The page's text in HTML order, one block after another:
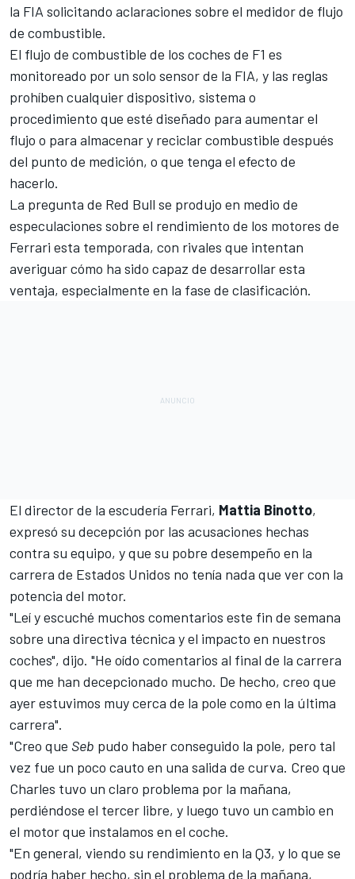
la FIA solicitando aclaraciones sobre el medidor de flujo
de combustible.
El flujo de combustible de los coches de F1 es
monitoreado por un solo sensor de la FIA, y las reglas
prohíben cualquier dispositivo, sistema o
procedimiento que esté diseñado para aumentar el
flujo o para almacenar y reciclar combustible después
del punto de medición, o que tenga el efecto de
hacerlo.
La pregunta de Red Bull se produjo en medio de
especulaciones sobre el rendimiento de los motores de
Ferrari esta temporada, con rivales que intentan
averiguar cómo ha sido capaz de desarrollar esta
ventaja, especialmente en la fase de clasificación.
El director de la escudería Ferrari, Mattia Binotto,
expresó su decepción por las acusaciones hechas
contra su equipo, y que su pobre desempeño en la
carrera de Estados Unidos no tenía nada que ver con la
potencia del motor.
"Leí y escuché muchos comentarios este fin de semana
sobre una directiva técnica y el impacto en nuestros
coches", dijo. "He oído comentarios al final de la carrera
que me han decepcionado mucho. De hecho, creo que
ayer estuvimos muy cerca de la pole como en la última
carrera".
"Creo que Seb pudo haber conseguido la pole, pero tal
vez fue un poco cauto en una salida de curva. Creo que
Charles tuvo un claro problema por la mañana,
perdiéndose el tercer libre, y luego tuvo un cambio en
el motor que instalamos en el coche.
"En general, viendo su rendimiento en la Q3, y lo que se
podría haber hecho, sin el problema de la mañana,